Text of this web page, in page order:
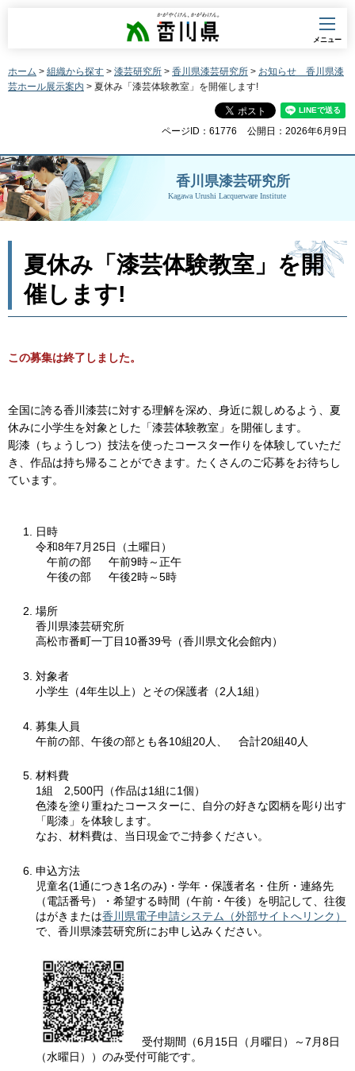
香川県
メニュー
ホーム > 組織から探す > 漆芸研究所 > 香川県漆芸研究所 > お知らせ 香川県漆
芸ホール展示案内 > 夏休み「漆芸体験教室」を開催します!
ページID：61776 公開日：2026年6月9日
香川県漆芸研究所
Kagawa Urushi Lacquerware Institute
夏休み「漆芸体験教室」を開
催します!
この募集は終了しました。
全国に誇る香川漆芸に対する理解を深め、身近に親しめるよう、夏
休みに小学生を対象とした「漆芸体験教室」を開催します。
彫漆（ちょうしつ）技法を使ったコースター作りを体験していただ
き、作品は持ち帰ることができます。たくさんのご応募をお待ちし
ています。
日時
令和8年7月25日（土曜日）
午前の部 午前9時～正午
午後の部 午後2時～5時
場所
香川県漆芸研究所
高松市番町一丁目10番39号（香川県文化会館内）
対象者
小学生（4年生以上）とその保護者（2人1組）
募集人員
午前の部、午後の部とも各10組20人、 合計20組40人
材料費
1組 2,500円（作品は1組に1個）
色漆を塗り重ねたコースターに、自分の好きな図柄を彫り出す
「彫漆」を体験します。
なお、材料費は、当日現金でご持参ください。
申込方法
児童名(1通につき1名のみ)・学年・保護者名・住所・連絡先
（電話番号）・希望する時間（午前・午後）を明記して、往復
はがきまたは香川県電子申請システム（外部サイトへリンク）
で、香川県漆芸研究所にお申し込みください。
受付期間（6月15日（月曜日）～7月8日
（水曜日））のみ受付可能です。